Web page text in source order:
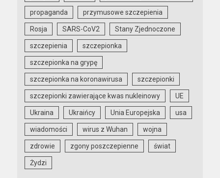
propaganda przymusowe szczepienia
Rosja SARS-CoV2 Stany Zjednoczone
szczepienia szczepionka
szczepionka na grypę
szczepionka na koronawirusa szczepionki
szczepionki zawierające kwas nukleinowy UE
Ukraina Ukraińcy Unia Europejska usa
wiadomości wirus z Wuhan wojna
zdrowie zgony poszczepienne świat
Żydzi